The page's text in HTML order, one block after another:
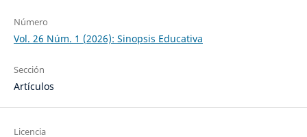
Número
Vol. 26 Núm. 1 (2026): Sinopsis Educativa
Sección
Artículos
Licencia